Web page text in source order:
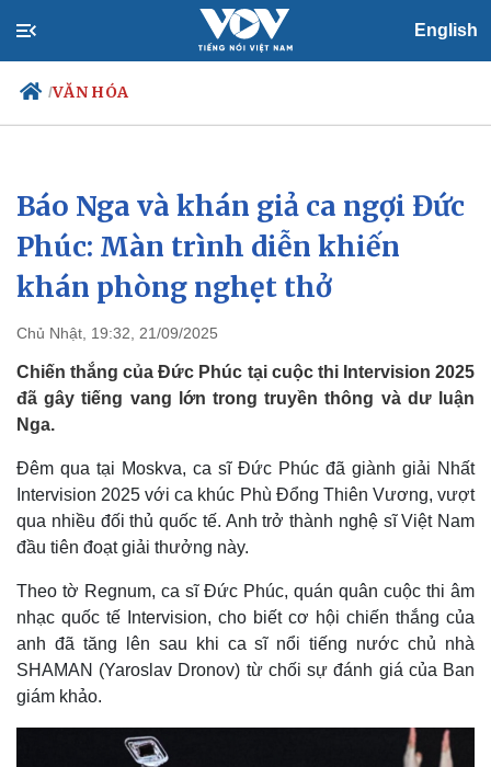
English
/VĂN HÓA
Chính trị
Đảng
Tổ chức nhân sự
Quốc hội
Nhận diện sự thật
Xã hội
Tin 24h
Dự báo thời tiết
Giáo dục
Báo Nga và khán giả ca ngợi Đức
Phúc: Màn trình diễn khiến
khán phòng nghẹt thở
Chủ Nhật, 19:32, 21/09/2025
Chiến thắng của Đức Phúc tại cuộc thi Intervision 2025
đã gây tiếng vang lớn trong truyền thông và dư luận
Nga.
Đêm qua tại Moskva, ca sĩ Đức Phúc đã giành giải Nhất
Intervision 2025 với ca khúc Phù Đổng Thiên Vương, vượt
qua nhiều đối thủ quốc tế. Anh trở thành nghệ sĩ Việt Nam
đầu tiên đoạt giải thưởng này.
Theo tờ Regnum, ca sĩ Đức Phúc, quán quân cuộc thi âm
nhạc quốc tế Intervision, cho biết cơ hội chiến thắng của
anh đã tăng lên sau khi ca sĩ nổi tiếng nước chủ nhà
SHAMAN (Yaroslav Dronov) từ chối sự đánh giá của Ban
giám khảo.